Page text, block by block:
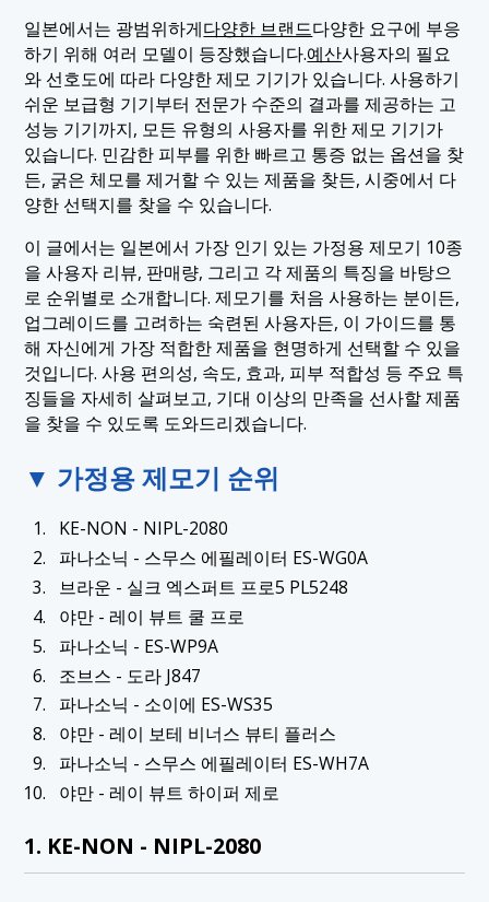
1.10 10. 야만 - 레이 뷰티 하이퍼 제로 YJEA4N
일본에서는 광범위하게다양한 브랜드다양한 요구에 부응
하기 위해 여러 모델이 등장했습니다.예산사용자의 필요
와 선호도에 따라 다양한 제모 기기가 있습니다. 사용하기
쉬운 보급형 기기부터 전문가 수준의 결과를 제공하는 고
성능 기기까지, 모든 유형의 사용자를 위한 제모 기기가
있습니다. 민감한 피부를 위한 빠르고 통증 없는 옵션을 찾
든, 굵은 체모를 제거할 수 있는 제품을 찾든, 시중에서 다
양한 선택지를 찾을 수 있습니다.
이 글에서는 일본에서 가장 인기 있는 가정용 제모기 10종
을 사용자 리뷰, 판매량, 그리고 각 제품의 특징을 바탕으
로 순위별로 소개합니다. 제모기를 처음 사용하는 분이든,
업그레이드를 고려하는 숙련된 사용자든, 이 가이드를 통
해 자신에게 가장 적합한 제품을 현명하게 선택할 수 있을
것입니다. 사용 편의성, 속도, 효과, 피부 적합성 등 주요 특
징들을 자세히 살펴보고, 기대 이상의 만족을 선사할 제품
을 찾을 수 있도록 도와드리겠습니다.
▼ 가정용 제모기 순위
KE-NON - NIPL-2080
파나소닉 - 스무스 에필레이터 ES-WG0A
브라운 - 실크 엑스퍼트 프로5 PL5248
야만 - 레이 뷰트 쿨 프로
파나소닉 - ES-WP9A
조브스 - 도라 J847
파나소닉 - 소이에 ES-WS35
야만 - 레이 보테 비너스 뷰티 플러스
파나소닉 - 스무스 에필레이터 ES-WH7A
야만 - 레이 뷰트 하이퍼 제로
1. KE-NON - NIPL-2080